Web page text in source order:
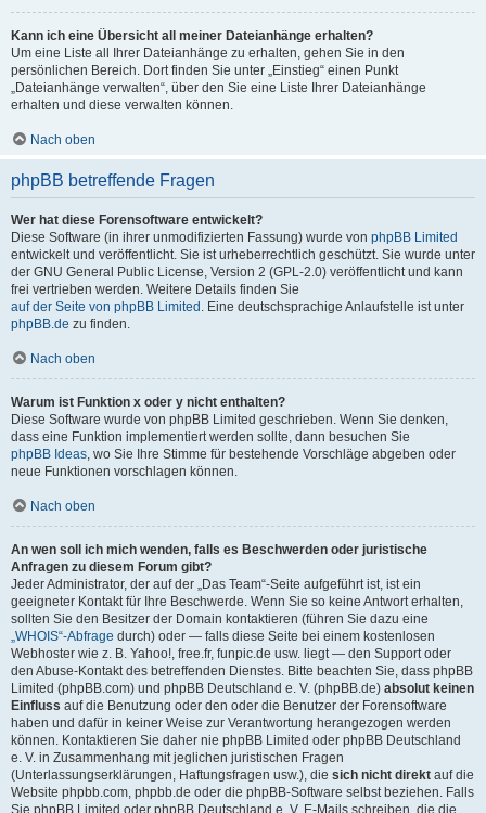
Kann ich eine Übersicht all meiner Dateianhänge erhalten?
Um eine Liste all Ihrer Dateianhänge zu erhalten, gehen Sie in den
persönlichen Bereich. Dort finden Sie unter „Einstieg“ einen Punkt
„Dateianhänge verwalten“, über den Sie eine Liste Ihrer Dateianhänge
erhalten und diese verwalten können.
Nach oben
phpBB betreffende Fragen
Wer hat diese Forensoftware entwickelt?
Diese Software (in ihrer unmodifizierten Fassung) wurde von phpBB Limited
entwickelt und veröffentlicht. Sie ist urheberrechtlich geschützt. Sie wurde unter
der GNU General Public License, Version 2 (GPL-2.0) veröffentlicht und kann
frei vertrieben werden. Weitere Details finden Sie
auf der Seite von phpBB Limited . Eine deutschsprachige Anlaufstelle ist unter
phpBB.de zu finden.
Nach oben
Warum ist Funktion x oder y nicht enthalten?
Diese Software wurde von phpBB Limited geschrieben. Wenn Sie denken,
dass eine Funktion implementiert werden sollte, dann besuchen Sie
phpBB Ideas, wo Sie Ihre Stimme für bestehende Vorschläge abgeben oder
neue Funktionen vorschlagen können.
Nach oben
An wen soll ich mich wenden, falls es Beschwerden oder juristische
Anfragen zu diesem Forum gibt?
Jeder Administrator, der auf der „Das Team“-Seite aufgeführt ist, ist ein
geeigneter Kontakt für Ihre Beschwerde. Wenn Sie so keine Antwort erhalten,
sollten Sie den Besitzer der Domain kontaktieren (führen Sie dazu eine
„WHOIS“-Abfrage durch) oder — falls diese Seite bei einem kostenlosen
Webhoster wie z. B. Yahoo!, free.fr, funpic.de usw. liegt — den Support oder
den Abuse-Kontakt des betreffenden Dienstes. Bitte beachten Sie, dass phpBB
Limited (phpBB.com) und phpBB Deutschland e. V. (phpBB.de) absolut keinen
Einfluss auf die Benutzung oder den oder die Benutzer der Forensoftware
haben und dafür in keiner Weise zur Verantwortung herangezogen werden
können. Kontaktieren Sie daher nie phpBB Limited oder phpBB Deutschland
e. V. in Zusammenhang mit jeglichen juristischen Fragen
(Unterlassungserklärungen, Haftungsfragen usw.), die sich nicht direkt auf die
Website phpbb.com, phpbb.de oder die phpBB-Software selbst beziehen. Falls
Sie phpBB Limited oder phpBB Deutschland e. V. E-Mails schreiben, die die